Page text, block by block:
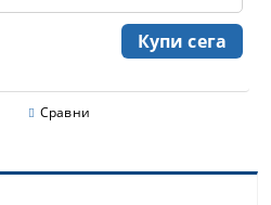
Сравни